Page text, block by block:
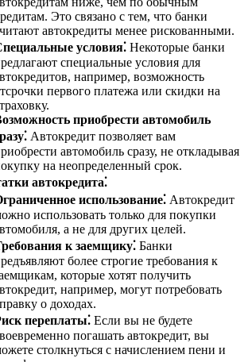
Это связано с тем, что банки
автокредиты менее рискованными.
условия⁚ Некоторые банки
специальные условия для
например, возможность
первого платежа или скидки на
приобрести автомобиль
Автокредит позволяет вам
автомобиль сразу, не откладывая
на неопределенный срок.
автокредита⁚
использование⁚ Автокредит
использовать только для покупки
а не для других целей.
к заемщику⁚ Банки
более строгие требования к
которые хотят получить
например, могут потребовать
о доходах.
переплаты⁚ Если вы не будете
погашать автокредит, вы
столкнуться с начислением пени и